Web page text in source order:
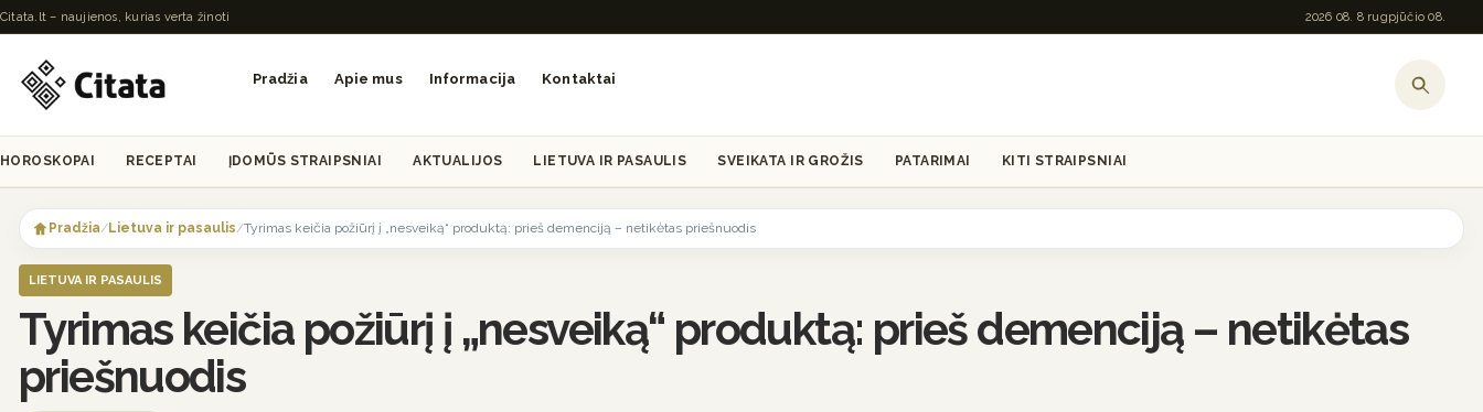
Citata.lt – naujienos, kurias verta žinoti 2026 08. 8 rugpjūčio 08.
Pradžia Apie mus Informacija Kontaktai
HOROSKOPAI RECEPTAI ĮDOMŪS STRAIPSNIAI AKTUALIJOS LIETUVA IR PASAULIS SVEIKATA IR GROŽIS PATARIMAI KITI STRAIPSNIAI
Pradžia/Lietuva ir pasaulis/Tyrimas keičia požiūrį į „nesveiką“ produktą: prieš demenciją – netikėtas priešnuodis
LIETUVA IR PASAULIS
Tyrimas keičia požiūrį į „nesveiką“ produktą: prieš demenciją – netikėtas
priešnuodis